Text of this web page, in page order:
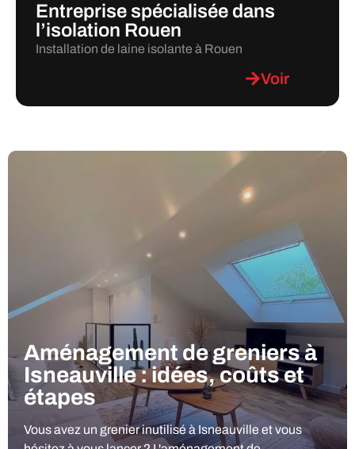
Entreprise spécialisée dans
l’isolation Rouen
Installation de laine isolante à Rouen
Voir
Aménagement de greniers à
Isneauville : idées, coûts et
étapes
Vous avez un grenier inutilisé à Isneauville et vous